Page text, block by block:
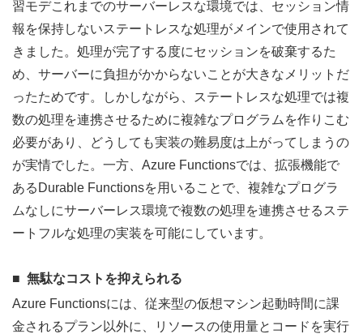
習モデこれまでのサーバーレスな環境では、セッション情
報を保持しないステートレスな処理がメインで使用されて
きました。処理が完了する度にセッションを破棄するた
め、サーバーに負担がかからないことが大きなメリットだ
ったためです。しかしながら、ステートレスな処理では複
数の処理を連携させるために複雑なプログラムを作りこむ
必要があり、どうしても実装の難易度は上がってしまうの
が実情でした。一方、Azure Functionsでは、拡張機能で
あるDurable Functionsを用いることで、複雑なプログラ
ムなしにサーバーレス環境で複数の処理を連携させるステ
ートフルな処理の実装を可能にしています。
無駄なコストを抑えられる
Azure Functionsには、従来型の仮想マシン起動時間に課
金されるプラン以外に、リソースの使用量とコードを実行